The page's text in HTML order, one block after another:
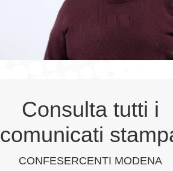
Consulta tutti i
comunicati
CONFESERCENTI MODENA